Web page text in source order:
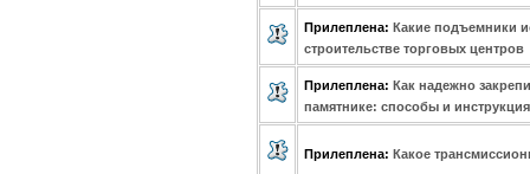
Прилеплена: Какие подъемники
строительстве торговых центров
Прилеплена: Как надежно
памятнике: способы и инструкция
Прилеплена: Какое